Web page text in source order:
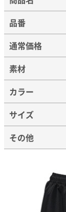
品番
通常価格
素材
カラー
サイズ
その他